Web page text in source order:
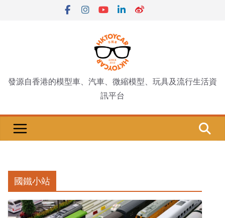
發源自香港的模型車、汽車、微縮模型、玩具及流行生活資
訊平台
國鐵小站